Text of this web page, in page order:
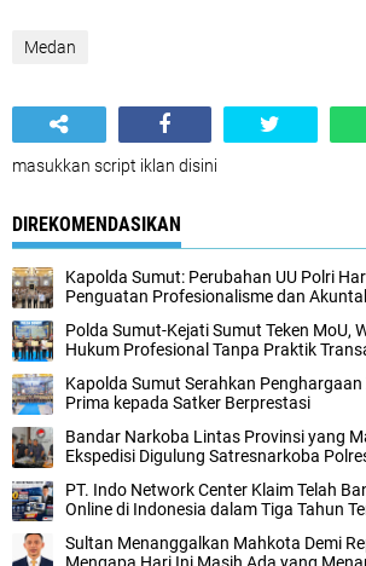
Medan
masukkan script iklan disini
DIREKOMENDASIKAN
Kapolda Sumut: Perubahan UU Polri
Penguatan Profesionalisme dan
Polda Sumut-Kejati Sumut Teken MoU,
Hukum Profesional Tanpa Praktik
Kapolda Sumut Serahkan
Prima kepada Satker Berprestasi
Bandar Narkoba Lintas Provinsi yang
Ekspedisi Digulung Satresnarkoba
PT. Indo Network Center Klaim Telah
Online di Indonesia dalam Tiga Tahun
Sultan Menanggalkan Mahkota Demi